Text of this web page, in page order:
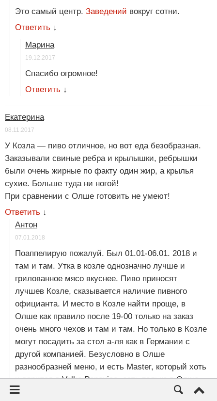
Это самый центр. Заведений вокруг сотни.
Ответить ↓
Марина
19.12.2017
Спасибо огромное!
Ответить ↓
Екатерина
08.11.2017
У Козла — пиво отличное, но вот еда безобразная.
Заказывали свиные ребра и крылышки, ребрышки
были очень жирные по факту один жир, а крылья
сухие. Больше туда ни ногой!
При сравнении с Олше готовить не умеют!
Ответить ↓
Антон
07.01.2018
Поаппелирую пожалуй. Был 01.01-06.01. 2018 и
там и там. Утка в козле однозначно лучше и
грилованное мясо вкуснее. Пиво приносят
лучшев Козле, сказывается наличие пивного
официанта. И место в Козле найти проще, в
Олше как правило после 19-00 только на заказ
очень много чехов и там и там. Но только в Козле
могут посадить за стол а-ля как в Германии с
другой компанией. Безусловно в Олше
разнообразней меню, и есть Master, который хоть
и варится в Velke Popovice, есть только в Олше.
В принципе понравилось и там и там, но в Козле